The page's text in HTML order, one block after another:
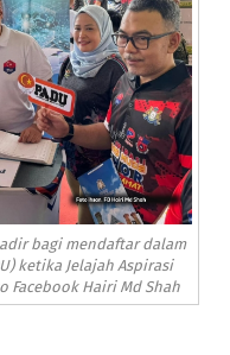
bagi mendaftar dalam
ketika Jelajah Aspirasi
Facebook Hairi Md Shah